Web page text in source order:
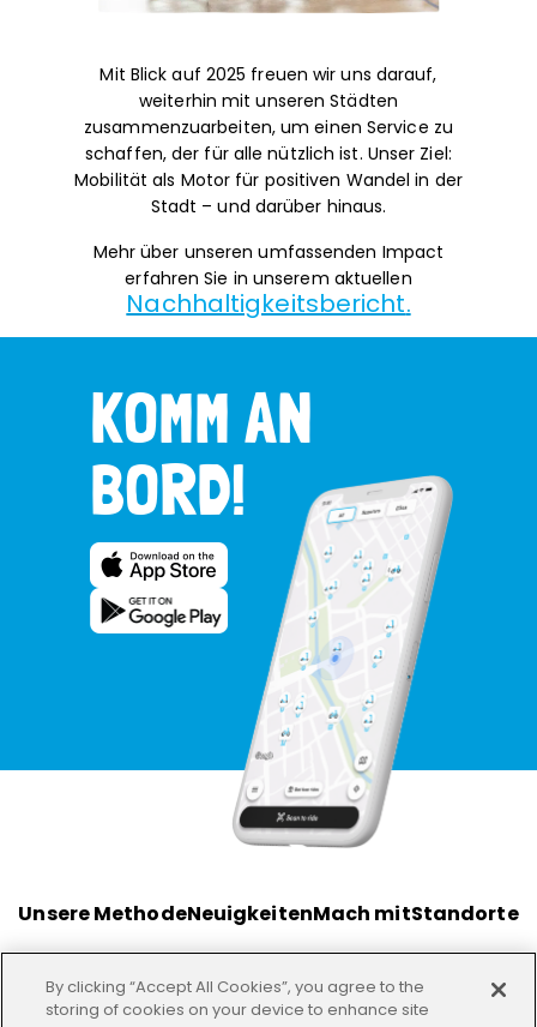
Mit Blick auf 2025 freuen wir uns darauf,
weiterhin mit unseren Städten
zusammenzuarbeiten, um einen Service zu
schaffen, der für alle nützlich ist. Unser Ziel:
Mobilität als Motor für positiven Wandel in der
Stadt – und darüber hinaus.
Mehr über unseren umfassenden Impact
erfahren Sie in unserem aktuellen
Nachhaltigkeitsbericht.
KOMM AN
BORD!
Unsere MethodeNeuigkeitenMach mitStandorte
BedingungenDatenschutz Impressum Büros
By clicking “Accept All Cookies”, you agree to the
storing of cookies on your device to enhance site